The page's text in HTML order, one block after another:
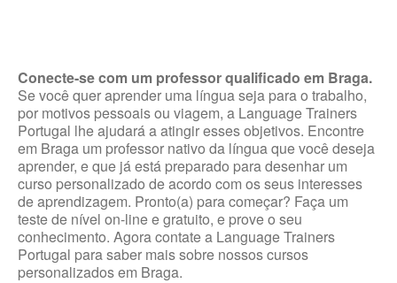
Conecte-se com um professor qualificado em Braga.
Se você quer aprender uma língua seja para o trabalho,
por motivos pessoais ou viagem, a Language Trainers
Portugal lhe ajudará a atingir esses objetivos. Encontre
em Braga um professor nativo da língua que você deseja
aprender, e que já está preparado para desenhar um
curso personalizado de acordo com os seus interesses
de aprendizagem. Pronto(a) para começar? Faça um
teste de nível on-line e gratuito, e prove o seu
conhecimento. Agora contate a Language Trainers
Portugal para saber mais sobre nossos cursos
personalizados em Braga.